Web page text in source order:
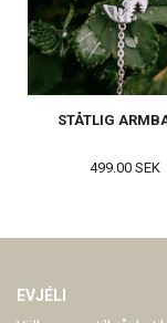
STÅTLIG
499.00 SEK
EVJÉLI